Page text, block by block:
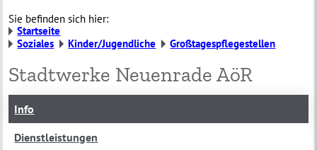
Sie befinden sich hier:
Startseite
Soziales
Kinder/Jugendliche Großtagespflegestellen
Stadtwerke Neuenrade AöR
Info
Dienstleistungen